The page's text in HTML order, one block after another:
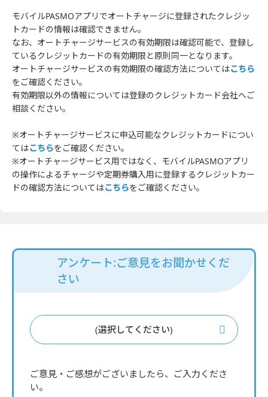
モバイルPASMOアプリでオートチャージに登録されたクレジッ
トカードの情報は確認できません。
なお、オートチャージサービスの有効期限は確認可能で、登録し
ているクレジットカードの有効期限と原則同一となります。
オートチャージサービスの有効期限の確認方法についてはこちら
をご確認ください。
有効期限以外の情報については登録のクレジットカード会社へご
相談ください。
※オートチャージサービスに申込可能なクレジットカードについ
てはこちらをご確認ください。
※オートチャージサービス用ではなく、モバイルPASMOアプリ
の操作によるチャージや定期券購入用に登録するクレジットカー
ドの確認方法についてはこちらをご確認ください。
アンケート:ご意見をお聞かせくだ
さい
(選択してください)
ご意見・ご感想がございましたら、ご入力くださ
い。